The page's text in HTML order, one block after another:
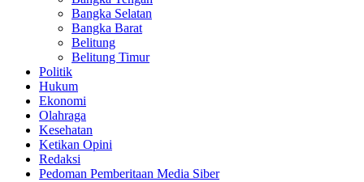
Bangka Selatan
Bangka Barat
Belitung
Belitung Timur
Politik
Hukum
Ekonomi
Olahraga
Kesehatan
Ketikan Opini
Redaksi
Pedoman Pemberitaan Media Siber